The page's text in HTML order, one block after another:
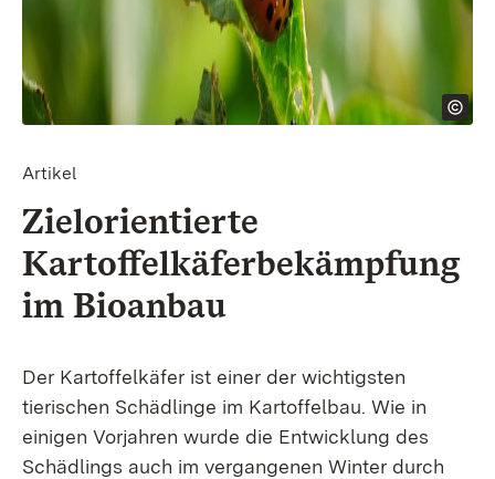
Artikel
Zielorientierte
Kartoffelkäferbekämpfung
im Bioanbau
Der Kartoffelkäfer ist einer der wichtigsten
tierischen Schädlinge im Kartoffelbau. Wie in
einigen Vorjahren wurde die Entwicklung des
Schädlings auch im vergangenen Winter durch